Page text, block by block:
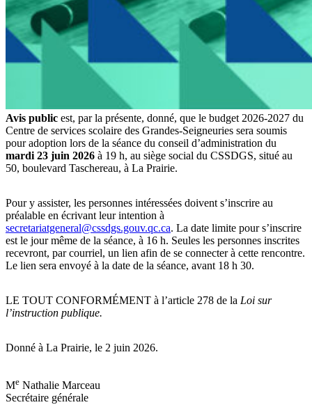
Avis public est, par la présente, donné, que le budget 2026-2027 du
Centre de services scolaire des Grandes-Seigneuries sera soumis
pour adoption lors de la séance du conseil d’administration du
mardi 23 juin 2026 à 19 h, au siège social du CSSDGS, situé au
50, boulevard Taschereau, à La Prairie.
Pour y assister, les personnes intéressées doivent s’inscrire au
préalable en écrivant leur intention à
secretariatgeneral@cssdgs.gouv.qc.ca. La date limite pour s’inscrire
est le jour même de la séance, à 16 h. Seules les personnes inscrites
recevront, par courriel, un lien afin de se connecter à cette rencontre.
Le lien sera envoyé à la date de la séance, avant 18 h 30.
LE TOUT CONFORMÉMENT à l’article 278 de la Loi sur
l’instruction publique.
Donné à La Prairie, le 2 juin 2026.
Me Nathalie Marceau
Secrétaire générale